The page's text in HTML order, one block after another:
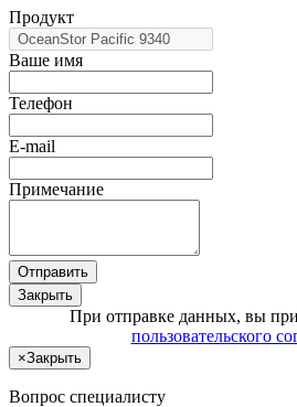
Продукт
Ваше имя
Телефон
E-mail
Примечание
Отправить
Закрыть
При отправке данных, вы
пользовательского
×Закрыть
Вопрос специалисту